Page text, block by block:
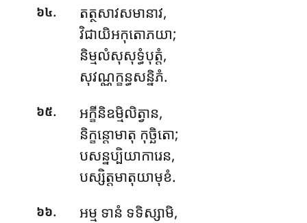
៦៤.
តត្ថសាវសមានាវ,
វិជាយិអកុតោភយា;
និម្មលំសុសុទ្ធំបុត្តំ,
សុវណ្ណក្ខន្ធសន្និភំ.
៦៥. អក្ខីនិឧម្មិលិត្វាន,
និក្ខន្តោមាតុ កុច្ឆិតោ;
បសន្នប្បិយាការេន,
បស្សិត្តមាតុយាមុខំ.
៦៦.
អម្ម ទានំ ទទិស្សាមិ,